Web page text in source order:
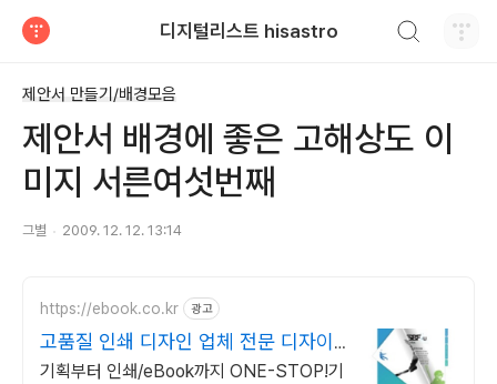
디지털리스트 hisastro
제안서 만들기/배경모음
제안서 배경에 좋은 고해상도 이
미지 서른여섯번째
그별 2009. 12. 12. 13:14
https://ebook.co.kr 광고
고품질 인쇄 디자인 업체 전문 디자이
너 1:1 매칭
기획부터 인쇄/eBook까지 ONE-STOP!기